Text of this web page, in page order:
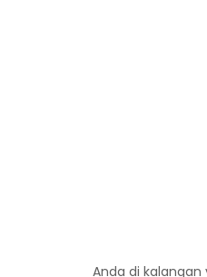
Anda di